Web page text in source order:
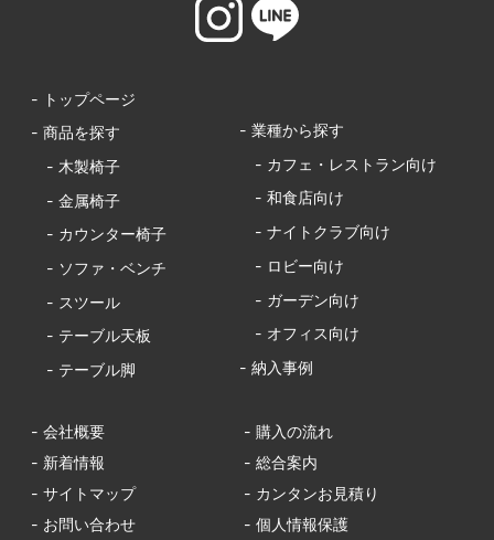
- トップページ
- 商品を探す
- 木製椅子
- 金属椅子
- カウンター椅子
- ソファ・ベンチ
- スツール
- テーブル天板
- テーブル脚
- 業種から探す
- カフェ・レストラン向け
- 和食店向け
- ナイトクラブ向け
- ロビー向け
- ガーデン向け
- オフィス向け
- 納入事例
- 会社概要
- 購入の流れ
- 新着情報
- 総合案内
- サイトマップ
- カンタンお見積り
- お問い合わせ
- 個人情報保護